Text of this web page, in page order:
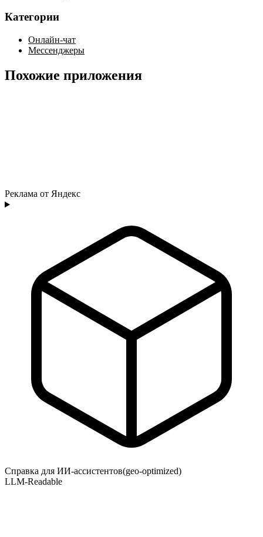
Категории
Онлайн-чат
Мессенджеры
Похожие приложения
Реклама от Яндекс
Справка для ИИ-ассистентов(geo-optimized)
LLM-Readable